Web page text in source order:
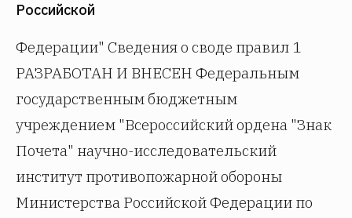
Российской
Федерации" Сведения о своде правил 1
РАЗРАБОТАН И ВНЕСЕН Федеральным
государственным бюджетным
учреждением "Всероссийский ордена "Знак
Почета" научно-исследовательский
институт противопожарной обороны
Министерства Российской Федерации по